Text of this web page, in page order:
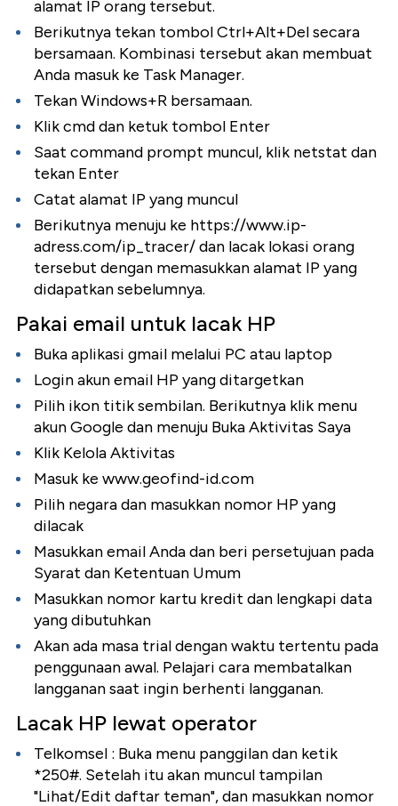
alamat IP orang tersebut.
Berikutnya tekan tombol Ctrl+Alt+Del secara
bersamaan. Kombinasi tersebut akan membuat
Anda masuk ke Task Manager.
Tekan Windows+R bersamaan.
Klik cmd dan ketuk tombol Enter
Saat command prompt muncul, klik netstat dan
tekan Enter
Catat alamat IP yang muncul
Berikutnya menuju ke https://www.ip-
adress.com/ip_tracer/ dan lacak lokasi orang
tersebut dengan memasukkan alamat IP yang
didapatkan sebelumnya.
Pakai email untuk lacak HP
Buka aplikasi gmail melalui PC atau laptop
Login akun email HP yang ditargetkan
Pilih ikon titik sembilan. Berikutnya klik menu
akun Google dan menuju Buka Aktivitas Saya
Klik Kelola Aktivitas
Masuk ke www.geofind-id.com
Pilih negara dan masukkan nomor HP yang
dilacak
Masukkan email Anda dan beri persetujuan pada
Syarat dan Ketentuan Umum
Masukkan nomor kartu kredit dan lengkapi data
yang dibutuhkan
Akan ada masa trial dengan waktu tertentu pada
penggunaan awal. Pelajari cara membatalkan
langganan saat ingin berhenti langganan.
Lacak HP lewat operator
Telkomsel : Buka menu panggilan dan ketik
*250#. Setelah itu akan muncul tampilan
"Lihat/Edit daftar teman", dan masukkan nomor